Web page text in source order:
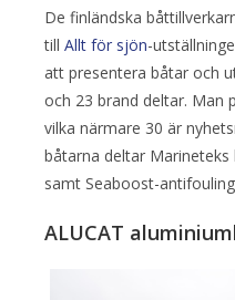
De finländska
till Allt för sjön-
att presentera båtar och
och 23 brand deltar. Man
vilka närmare 30 är
båtarna deltar
samt Seaboost-
ALUCAT